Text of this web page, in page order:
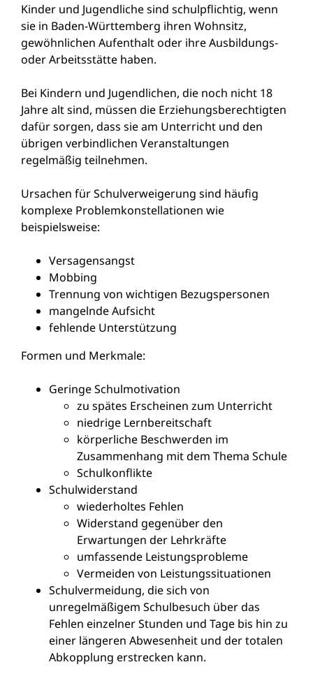
Kinder und Jugendliche sind schulpflichtig, wenn
sie in Baden-Württemberg ihren Wohnsitz,
gewöhnlichen Aufenthalt oder ihre Ausbildungs-
oder Arbeitsstätte haben.
Bei Kindern und Jugendlichen, die noch nicht 18
Jahre alt sind, müssen die Erziehungsberechtigten
dafür sorgen, dass sie am Unterricht und den
übrigen verbindlichen Veranstaltungen
regelmäßig teilnehmen.
Ursachen für Schulverweigerung sind häufig
komplexe Problemkonstellationen wie
beispielsweise:
Versagensangst
Mobbing
Trennung von wichtigen Bezugspersonen
mangelnde Aufsicht
fehlende Unterstützung
Formen und Merkmale:
Geringe Schulmotivation
zu spätes Erscheinen zum Unterricht
niedrige Lernbereitschaft
körperliche Beschwerden im
Zusammenhang mit dem Thema Schule
Schulkonflikte
Schulwiderstand
wiederholtes Fehlen
Widerstand gegenüber den
Erwartungen der Lehrkräfte
umfassende Leistungsprobleme
Vermeiden von Leistungssituationen
Schulvermeidung, die sich von
unregelmäßigem Schulbesuch über das
Fehlen einzelner Stunden und Tage bis hin zu
einer längeren Abwesenheit und der totalen
Abkopplung erstrecken kann.